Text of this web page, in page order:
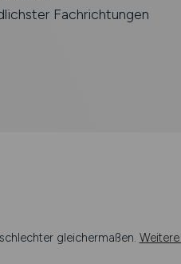
Fachrichtungen
gleichermaßen.